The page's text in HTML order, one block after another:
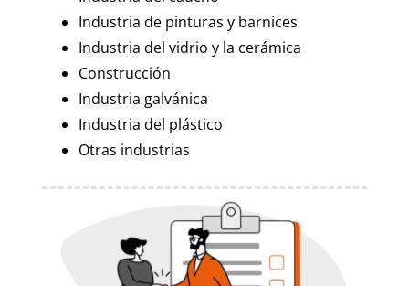
Industria de pinturas y barnices
Industria del vidrio y la cerámica
Construcción
Industria galvánica
Industria del plástico
Otras industrias